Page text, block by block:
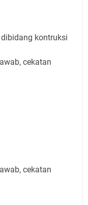
kontruksi
cekatan
cekatan